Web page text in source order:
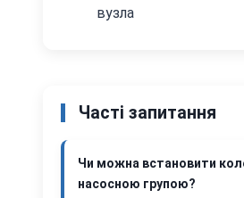
вузла
Часті запитання
Чи можна встановити
насосною групою?